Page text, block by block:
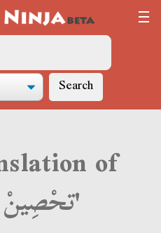
Search
of
'تحْصِينْ الدِّفَاعْ'